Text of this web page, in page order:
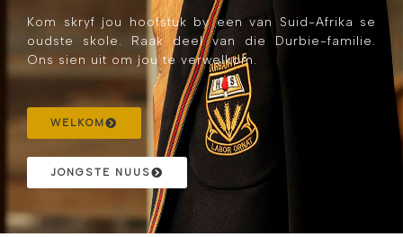
Kom skryf jou hoofstuk by een van Suid-Afrika se
oudste skole. Raak deel van die Durbie-familie.
Ons sien uit om jou te verwelkom.
WELKOM
JONGSTE NUUS